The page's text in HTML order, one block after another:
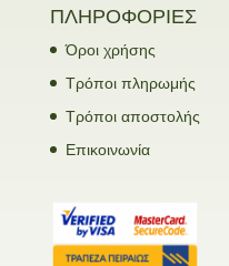
ΠΛΗΡΟΦΟΡΙΕΣ
Όροι χρήσης
Τρόποι πληρωμής
Τρόποι αποστολής
Επικοινωνία